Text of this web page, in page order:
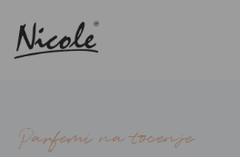
Parfemi na tocenje